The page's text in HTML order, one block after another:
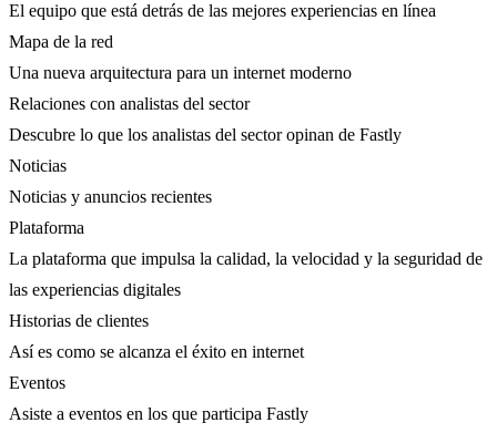
El equipo que está detrás de las mejores experiencias en línea
Mapa de la red
Una nueva arquitectura para un internet moderno
Relaciones con analistas del sector
Descubre lo que los analistas del sector opinan de Fastly
Noticias
Noticias y anuncios recientes
Plataforma
La plataforma que impulsa la calidad, la velocidad y la seguridad de
las experiencias digitales
Historias de clientes
Así es como se alcanza el éxito en internet
Eventos
Asiste a eventos en los que participa Fastly